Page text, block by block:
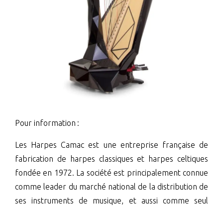
Pour information :
Les Harpes Camac est une entreprise française de
fabrication de harpes classiques et harpes celtiques
fondée en 1972. La société est principalement connue
comme leader du marché national de la distribution de
ses instruments de musique, et aussi comme seul